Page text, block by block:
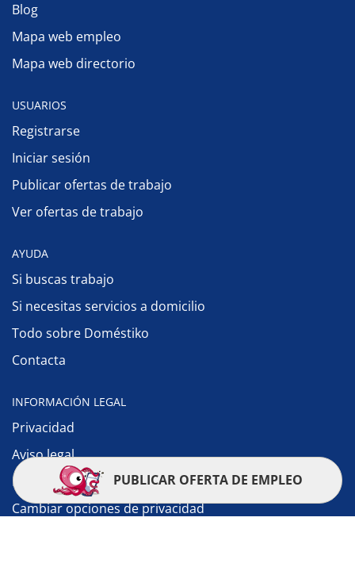
Blog
Mapa web empleo
Mapa web directorio
USUARIOS
Registrarse
Iniciar sesión
Publicar ofertas de trabajo
Ver ofertas de trabajo
AYUDA
Si buscas trabajo
Si necesitas servicios a domicilio
Todo sobre Doméstiko
Contacta
INFORMACIÓN LEGAL
Privacidad
Aviso legal
Política de cookies
Cambiar opciones de privacidad
PUBLICAR OFERTA DE EMPLEO